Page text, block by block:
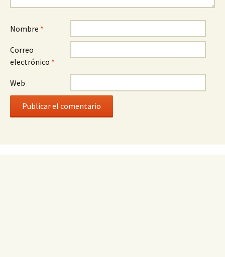
Nombre *
Correo
electrónico *
Web